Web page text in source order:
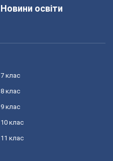
Новини освіти
7 клас
8 клас
9 клас
10 клас
11 клас